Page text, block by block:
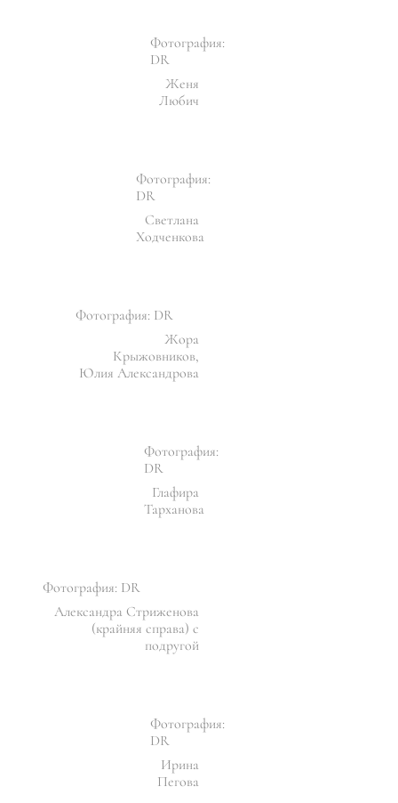
Фотография:
DR
Женя
Любич
Фотография:
DR
Светлана
Ходченкова
Фотография: DR
Жора
Крыжовников,
Юлия Александрова
Фотография:
DR
Глафира
Тарханова
Фотография: DR
Александра Стриженова
(крайняя справа) с
подругой
Фотография:
DR
Ирина
Пегова